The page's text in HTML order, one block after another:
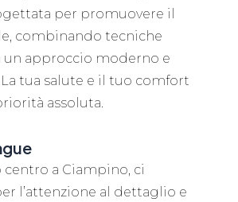
per promuovere il
combinando tecniche
un approccio moderno e
tua salute e il tuo comfort
assoluta.
centro a Ciampino, ci
l’attenzione al dettaglio e